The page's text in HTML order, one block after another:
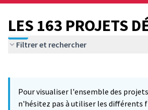
LES 163 PROJETS
Filtrer et rechercher
−
Pour visualiser l'ensemble des
n'hésitez pas à utiliser les différents